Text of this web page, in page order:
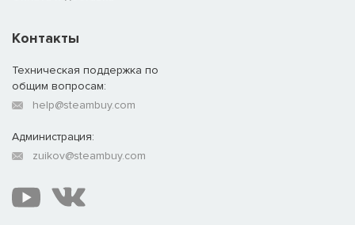
Контакты
Техническая поддержка по
общим вопросам:
help@steambuy.com
Администрация:
zuikov@steambuy.com